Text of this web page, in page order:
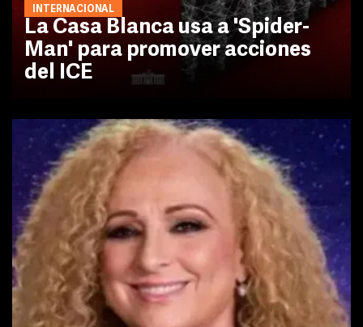
INTERNACIONAL
La Casa Blanca usa a 'Spider-
Man' para promover acciones
del ICE